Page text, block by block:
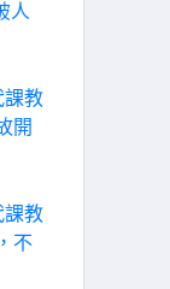
人
課教
開
課教
不